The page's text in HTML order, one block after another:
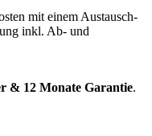
mit einem Austausch-
inkl. Ab- und
& 12 Monate Garantie.